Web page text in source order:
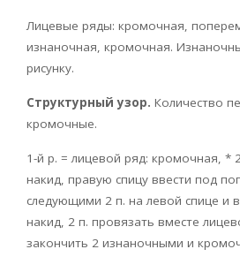
Лицевые ряды: кромочная,
изнаночная, кромочная.
рисунку.
Структурный узор. Количество
кромочные.
1-й р. = лицевой ряд: кромочная, *
накид, правую спицу ввести под
следую­щими 2 п. на левой спице и
накид, 2 п. провязать вместе
закончить 2 изнаночными и